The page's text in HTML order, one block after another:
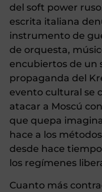
del soft power
escrita italiana
instrumento de
de orquesta,
encubiertos de un
propaganda del
evento cultural se
atacar a Moscú
que quepa
hace a los
desde hace
los regímenes
Cuanto más